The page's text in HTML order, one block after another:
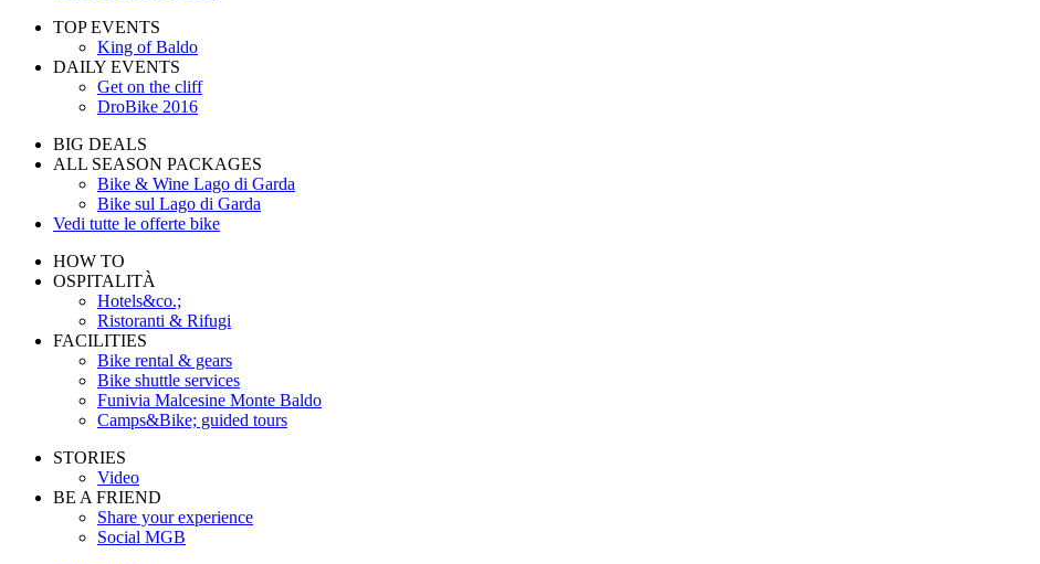
TOP EVENTS
King of Baldo
DAILY EVENTS
Get on the cliff
DroBike 2016
BIG DEALS
ALL SEASON PACKAGES
Bike & Wine Lago di Garda
Bike sul Lago di Garda
Vedi tutte le offerte bike
HOW TO
OSPITALITÀ
Hotels&co.;
Ristoranti & Rifugi
FACILITIES
Bike rental & gears
Bike shuttle services
Funivia Malcesine Monte Baldo
Camps&Bike; guided tours
STORIES
Video
BE A FRIEND
Share your experience
Social MGB